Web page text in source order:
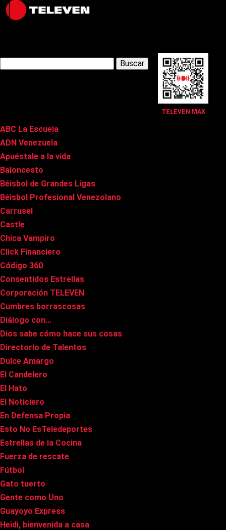
TELEVEN MAX
Latest Posts
ABC La Escuela
ADN Venezuela
Apuéstale a la vida
Baloncesto
Béisbol de Grandes Ligas
Béisbol Profesional Venezolano
Carrusel
Castle
Chica Vampiro
Click Financiero
Código 360
Consentidos Estrellas
Corporación TELEVEN
Cumbres borrascosas
Diálogo con…
Dios sabe cómo hace sus cosas
Directorio de Talentos
Dulce Amargo
El Candelero
El Hato
El Noticiero
En Defensa Propia
Esto No EsTeledeportes
Estrellas de la Cocina
Fuerza de rescate
Fútbol
Gato tuerto
Gente como Uno
Guayoyo Express
Heidi, bienvenida a casa